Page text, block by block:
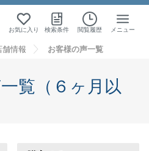
お気に入り 検索条件 閲覧履歴 メニュー
舗情報 お客様の声一覧
覧（６ヶ月以